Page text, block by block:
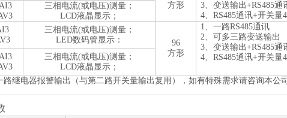
方形
3、变送输出+RS485通
4、RS485通讯+开关
三相电流(或电压)测量；
LCD液晶显示；
三相电流(或电压)测量；
LED数码管显示：
96
方形
1、一路RS485通
2、可多三路变送输
3、变送输出+RS485通
4、RS485通讯+开关
三相电流(或电压)测量；
LCD液晶显示；
路继电器报警输出（与第二路开关量输出复用），如有特殊需求请咨询本公司